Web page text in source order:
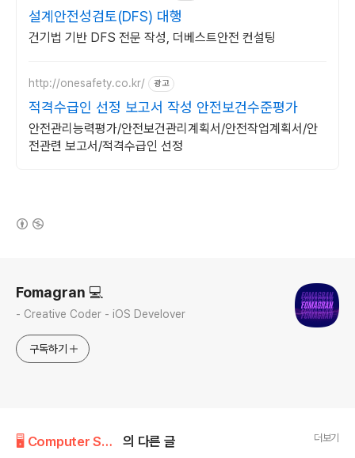
설계안전성검토(DFS) 대행
건기법 기반 DFS 전문 작성, 더베스트안전 컨설팅
http://onesafety.co.kr/ 광고
적격수급인 선정 보고서 작성 안전보건수준평가
안전관리능력평가/안전보건관리계획서/안전작업계획서/안
전관련 보고서/적격수급인 선정
Fomagran 💻
- Creative Coder - iOS Develover
구독하기
🖥 Computer Science/Algorithm 의 다른 글 더보기